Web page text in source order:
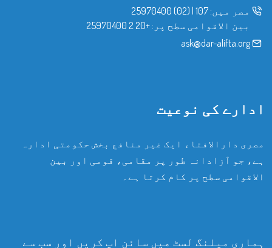
مصر میں: 107
|
(02) 25970400
بین الاقوامی سطح پر: +20 2 25970400
ask@dar-alifta.org
ادارے کی نوعیت
مصری دارالافتاء ایک غیر منافع بخش حکومتی ادارہ
ہے، جو آزادانہ طور پر مقامی، قومی اور بین
الاقوامی سطح پر کام کرتا ہے۔
ہماری میلنگ لسٹ میں سائن اپ کریں اور سب سے